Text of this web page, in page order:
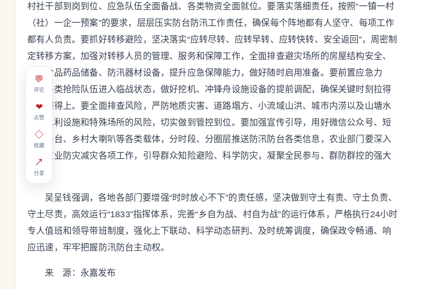
💬
评论
❤
点赞
◇
收藏
↗
分享
村社干部到岗到位、应急队伍全面备战、各类物资全面就位。要落实落细责任，按照“一镇一村
（社）一企一预案”的要求，层层压实防台防汛工作责任，确保每个阵地都有人坚守、每项工作
都有人负责。要抓好转移避险，坚决落实“应转尽转、应转早转、应转快转、安全返回”，周密制
定转移方案，加强对转移人员的管理、服务和保障工作，全面排查避灾场所的房屋结构安全、
应急食品药品储备、防汛器材设备，提升应急保障能力，做好随时启用准备。要前置应急力
量，各类抢险队伍进入临战状态，做好挖机、冲锋舟设施设备的提前调配，确保关键时刻拉得
出、顶得上。要全面排查风险，严防地质灾害、道路塌方、小流域山洪、城市内涝以及山塘水
库等水利设施和特殊场所的风险，切实做到管控到位。要加强宣传引导，用好微信公众号、短
视频平台、乡村大喇叭等各类载体，分时段、分圈层推送防汛防台各类信息，农业部门要深入
抓好农业防灾减灾各项工作，引导群众知险避险、科学防灾，凝聚全民参与、群防群控的强大
合力。
吴呈钱强调，各地各部门要增强“时时放心不下”的责任感，坚决做到守土有责、守土负责、
守土尽责，高效运行“1833”指挥体系，完善“乡自为战、村自为战”的运行体系，严格执行24小时
专人值班和领导带班制度，强化上下联动、科学动态研判、及时统筹调度，确保政令畅通、响
应迅速，牢牢把握防汛防台主动权。
来 源：永嘉发布